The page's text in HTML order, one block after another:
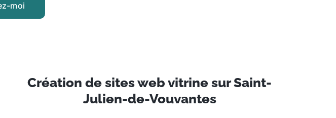
moi
Création de sites web vitrine sur Saint-
Julien-de-Vouvantes